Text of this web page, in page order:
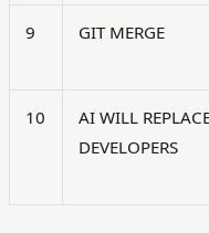
9 GIT MERGE
10
AI WILL
DEVELOPERS